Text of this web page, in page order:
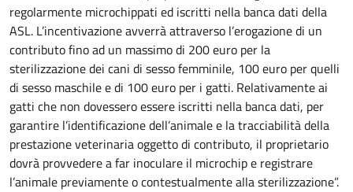
regolarmente microchippati ed iscritti nella banca dati della
ASL. L’incentivazione avverrà attraverso l’erogazione di un
contributo fino ad un massimo di 200 euro per la
sterilizzazione dei cani di sesso femminile, 100 euro per quelli
di sesso maschile e di 100 euro per i gatti. Relativamente ai
gatti che non dovessero essere iscritti nella banca dati, per
garantire l’identificazione dell’animale e la tracciabilità della
prestazione veterinaria oggetto di contributo, il proprietario
dovrà provvedere a far inoculare il microchip e registrare
l’animale previamente o contestualmente alla sterilizzazione”.